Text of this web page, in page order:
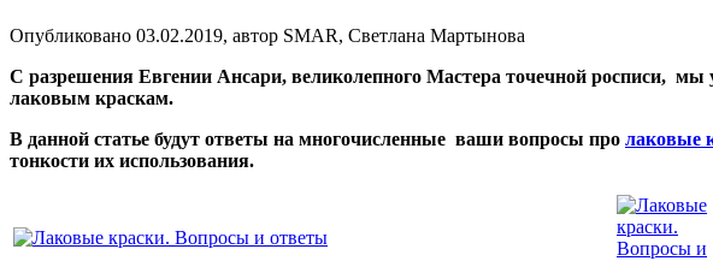
Опубликовано 03.02.2019, автор SMAR, Светлана Мартынова
С разрешения Евгении Ансари, великолепного Мастера точечной росписи, мы
лаковым краскам.
В данной статье будут ответы на многочисленные ваши вопросы про лаковые
тонкости их использования.